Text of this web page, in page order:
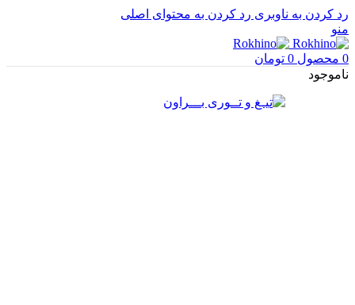
رد کردن به ناوبری رد کردن به محتوای اصلی
منو
0 محصول 0 تومان
ناموجود